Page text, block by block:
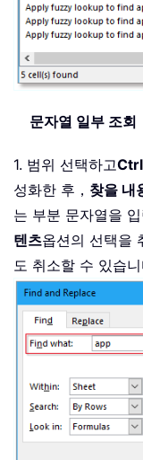
문자열 일부 조회
1. 범위 선택하고
성화한 후， 찾을
는 부분 문자열을
텐츠옵션의 선택을
도 취소할 수 있습니